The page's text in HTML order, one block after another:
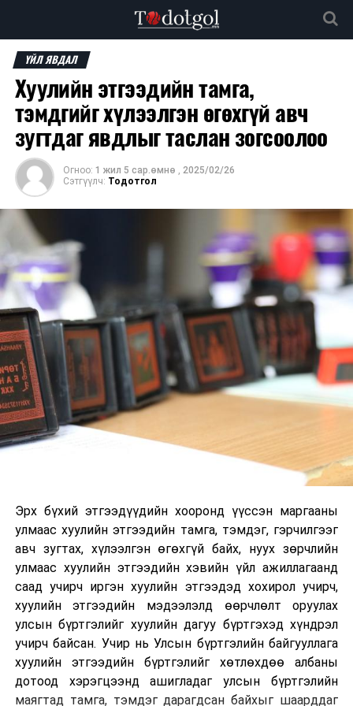
ҮЙЛ ЯВДАЛ
Хуулийн этгээдийн тамга,
тэмдгийг хүлээлгэн өгөхгүй авч
зугтдаг явдлыг таслан зогсоолоо
Огноо: 1 жил 5 сар.өмнө , 2025/02/26
Сэтгүүлч: Тодотгол
Эрх бүхий этгээдүүдийн хооронд үүссэн маргааны
улмаас хуулийн этгээдийн тамга, тэмдэг, гэрчилгээг
авч зугтах, хүлээлгэн өгөхгүй байх, нуух зөрчлийн
улмаас хуулийн этгээдийн хэвийн үйл ажиллагаанд
саад учирч иргэн хуулийн этгээдэд хохирол учирч,
хуулийн этгээдийн мэдээлэлд өөрчлөлт оруулах
улсын бүртгэлийг хуулийн дагуу бүртгэхэд хүндрэл
учирч байсан. Учир нь Улсын бүртгэлийн байгууллага
хуулийн этгээдийн бүртгэлийг хөтлөхдөө албаны
дотоод хэрэгцээнд ашигладаг улсын бүртгэлийн
маягтад тамга, тэмдэг дарагдсан байхыг шаарддаг